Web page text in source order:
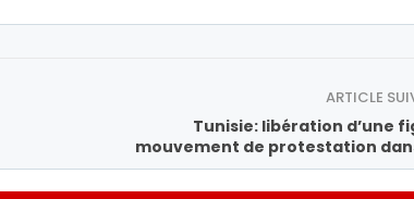
ARTICLE
Tunisie: libération d’une
mouvement de protestation